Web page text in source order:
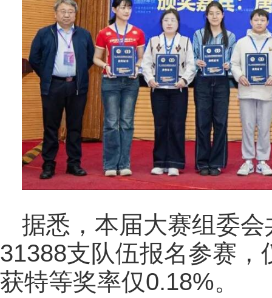
据悉，本届大赛组委
31388支队伍报名参赛
获特等奖率仅0.18%。